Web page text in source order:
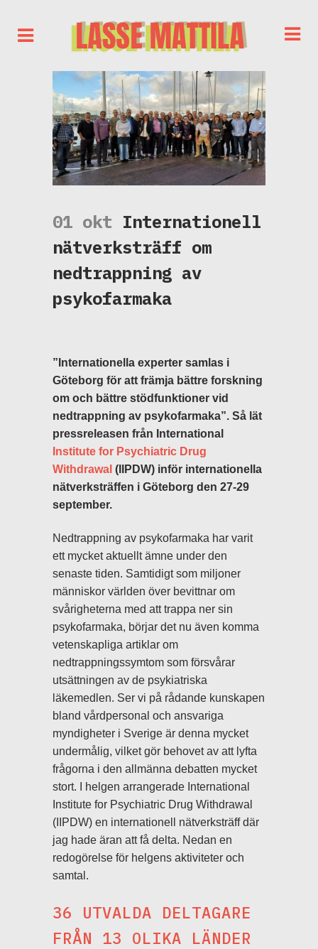
01 okt Internationell
nätverksträff om
nedtrappning av
psykofarmaka
”Internationella experter samlas i
Göteborg för att främja bättre forskning
om och bättre stödfunktioner vid
nedtrappning av psykofarmaka”. Så lät
pressreleasen från International
Institute for Psychiatric Drug
Withdrawal (IIPDW) inför internationella
nätverksträffen i Göteborg den 27-29
september.
Nedtrappning av psykofarmaka har varit
ett mycket aktuellt ämne under den
senaste tiden. Samtidigt som miljoner
människor världen över bevittnar om
svårigheterna med att trappa ner sin
psykofarmaka, börjar det nu även komma
vetenskapliga artiklar om
nedtrappningssymtom som försvårar
utsättningen av de psykiatriska
läkemedlen. Ser vi på rådande kunskapen
bland vårdpersonal och ansvariga
myndigheter i Sverige är denna mycket
undermålig, vilket gör behovet av att lyfta
frågorna i den allmänna debatten mycket
stort. I helgen arrangerade International
Institute for Psychiatric Drug Withdrawal
(IIPDW) en internationell nätverksträff där
jag hade äran att få delta. Nedan en
redogörelse för helgens aktiviteter och
samtal.
36 UTVALDA DELTAGARE
FRÅN 13 OLIKA LÄNDER